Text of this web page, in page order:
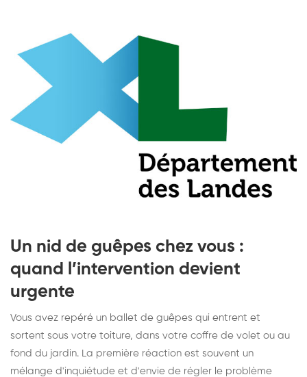
Un nid de guêpes chez vous :
quand l’intervention devient
urgente
Vous avez repéré un ballet de guêpes qui entrent et
sortent sous votre toiture, dans votre coffre de volet ou au
fond du jardin. La première réaction est souvent un
mélange d'inquiétude et d'envie de régler le problème